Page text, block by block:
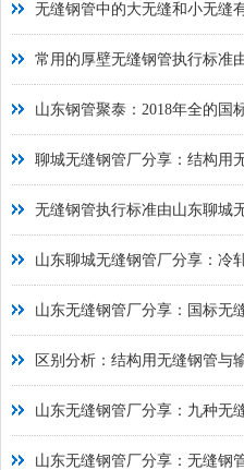
无缝钢管中的大无缝和小无缝
常用的厚壁无缝钢管执行标准
山东钢管聚泰：2018年全的国
聊城无缝钢管厂分享：结构用
无缝钢管执行标准由山东聊城
山东聊城无缝钢管厂分享：冷
山东无缝钢管厂分享：国标无
区别分析：结构用无缝钢管与
山东无缝钢管厂分享：九种无
山东无缝钢管厂分享：无缝钢